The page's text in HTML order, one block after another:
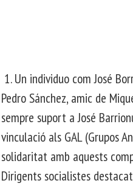
1. Un individuo com José
Pedro Sánchez, amic de
sempre suport a José
vinculació als GAL (Grupos
solidaritat amb aquests
Dirigents socialistes